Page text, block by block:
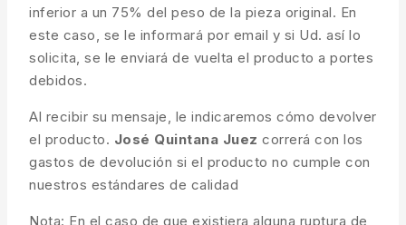
inferior a un 75% del peso de la pieza original. En
este caso, se le informará por email y si Ud. así lo
solicita, se le enviará de vuelta el producto a portes
debidos.
Al recibir su mensaje, le indicaremos cómo devolver
el producto. José Quintana Juez correrá con los
gastos de devolución si el producto no cumple con
nuestros estándares de calidad
Nota: En el caso de que existiera alguna ruptura de